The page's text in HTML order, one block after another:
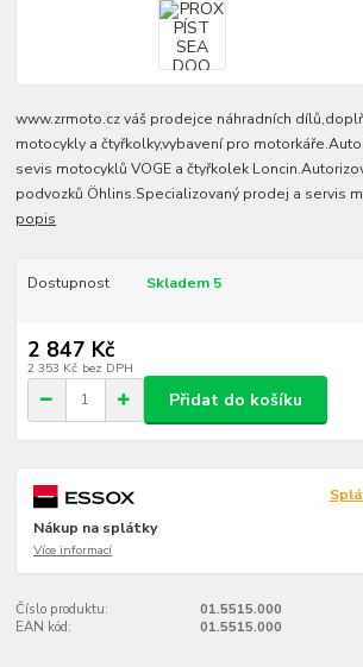
www.zrmoto.cz váš prodejce náhradních
motocykly a čtyřkolky,vybavení pro
sevis motocyklů VOGE a čtyřkolek
podvozků Öhlins.Specializovaný prodej a servis
popis
Dostupnost Skladem 5
2 847 Kč
2 353 Kč bez DPH
Přidat do košíku
Nákup na splátky
Více informací
Číslo produktu:
01.5515.000
EAN kód:
01.5515.000